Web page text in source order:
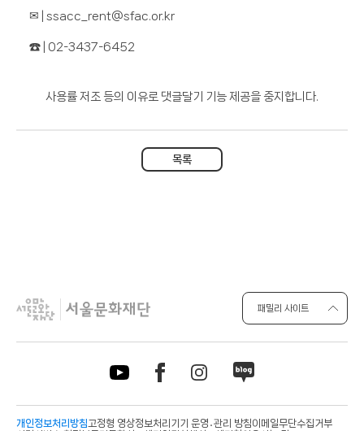
✉ | ssacc_rent@sfac.or.kr
☎ | 02-3437-6452
사용률 저조 등의 이유로 댓글달기 기능 제공을 중지합니다.
목록
패밀리 사이트
개인정보처리방침고정형 영상정보처리기기 운영․관리 방침이메일무단수집거부